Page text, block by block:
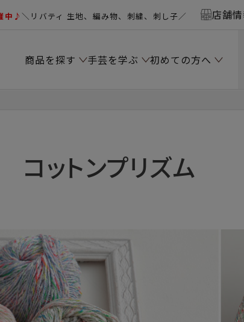
中♪＼リバティ 生地、編み物、刺繍、刺し子／ 店舗
商品を探す 手芸を学ぶ 初めての方へ
コットンプリズム